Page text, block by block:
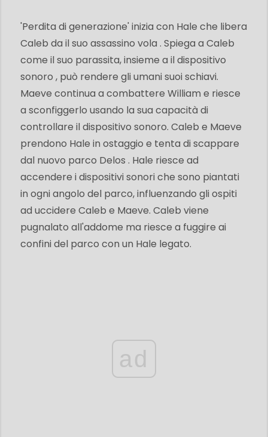
'Perdita di generazione' inizia con Hale che libera
Caleb da il suo assassino vola . Spiega a Caleb
come il suo parassita, insieme a il dispositivo
sonoro , può rendere gli umani suoi schiavi.
Maeve continua a combattere William e riesce
a sconfiggerlo usando la sua capacità di
controllare il dispositivo sonoro. Caleb e Maeve
prendono Hale in ostaggio e tenta di scappare
dal nuovo parco Delos . Hale riesce ad
accendere i dispositivi sonori che sono piantati
in ogni angolo del parco, influenzando gli ospiti
ad uccidere Caleb e Maeve. Caleb viene
pugnalato all'addome ma riesce a fuggire ai
confini del parco con un Hale legato.
ad